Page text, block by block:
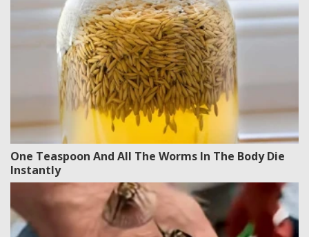
One Teaspoon And All The Worms In The Body Die
Instantly